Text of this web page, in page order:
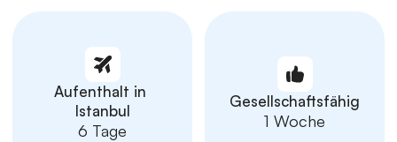
Aufenthalt in
Istanbul
6 Tage
Gesellschaftsfähig
1 Woche